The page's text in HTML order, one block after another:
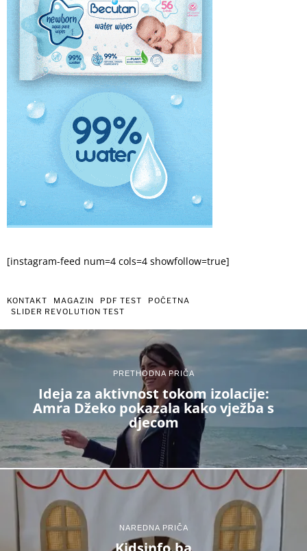
[instagram-feed num=4 cols=4 showfollow=true]
KONTAKT MAGAZIN PDF TEST
POČETNA
SLIDER REVOLUTION TEST
PRETHODNA PRIČA
Ideja za aktivnost tokom izolacije:
Amra Džeko pokazala kako vježba s
djecom
NAREDNA PRIČA